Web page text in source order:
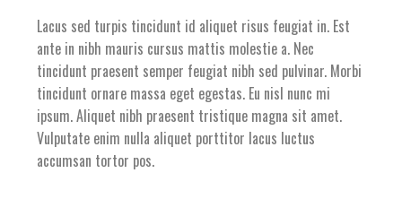
Lacus sed turpis tincidunt id aliquet risus feugiat in. Est
ante in nibh mauris cursus mattis molestie a. Nec
tincidunt praesent semper feugiat nibh sed pulvinar. Morbi
tincidunt ornare massa eget egestas. Eu nisl nunc mi
ipsum. Aliquet nibh praesent tristique magna sit amet.
Vulputate enim nulla aliquet porttitor lacus luctus
accumsan tortor pos.